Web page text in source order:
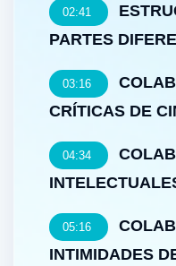
02:41
PARTES
03:16
CRÍTICAS DE
04:34
05:16
INTIMIDADES